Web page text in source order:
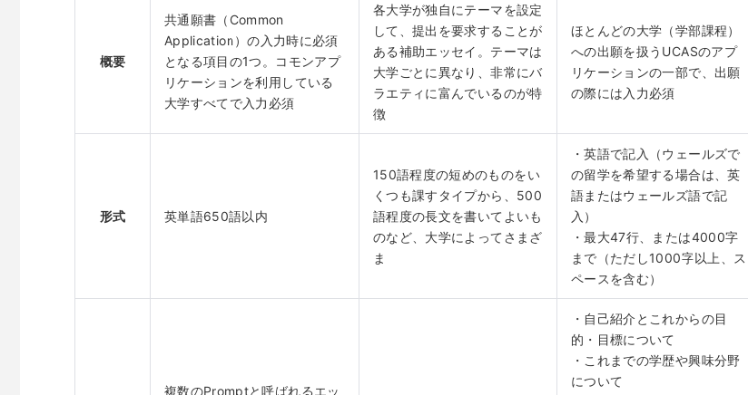
概要
共通願書（Common
Application）の入力時に必須
となる項目の1つ。コモンアプ
リケーションを利用している
大学すべてで入力必須
各大学が独自にテーマを設定
して、提出を要求することが
ある補助エッセイ。テーマは
大学ごとに異なり、非常にバ
ラエティに富んでいるのが特
徴
ほとんどの大学（学部課程）
への出願を扱うUCASのアプ
リケーションの一部で、出願
の際には入力必須
形式 英単語650語以内
150語程度の短めのものをい
くつも課すタイプから、500
語程度の長文を書いてよいも
のなど、大学によってさまざ
ま
・英語で記入（ウェールズで
の留学を希望する場合は、英
語またはウェールズ語で記
入）
・最大47行、または4000字
まで（ただし1000字以上、ス
ペースを含む）
複数のPromptと呼ばれるエッ
・自己紹介とこれからの目
的・目標について
・これまでの学歴や興味分野
について